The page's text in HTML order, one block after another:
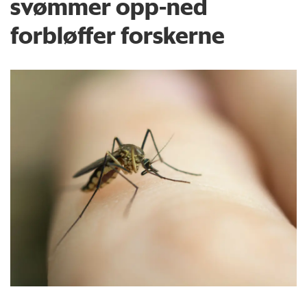
svømmer opp-ned
forbløffer forskerne